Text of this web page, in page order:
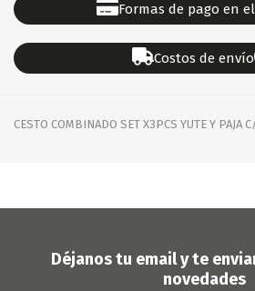
Formas de pago en
Costos de envío
CESTO COMBINADO SET X3PCS YUTE Y PAJA
Déjanos tu email y te
novedades